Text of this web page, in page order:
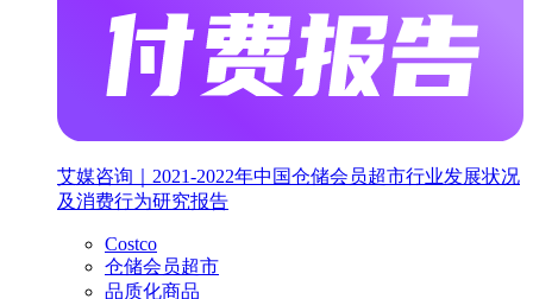
艾媒咨询｜2021-2022年中国仓储会员超市行业发展状况
及消费行为研究报告
Costco
仓储会员超市
品质化商品